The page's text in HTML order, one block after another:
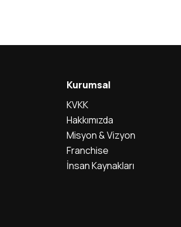
Kurumsal
KVKK
Hakkımızda
Misyon & Vizyon
Franchise
İnsan Kaynakları